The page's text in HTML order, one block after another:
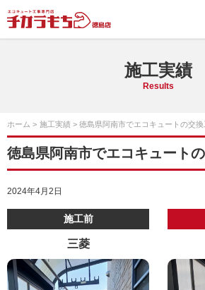
施工実績
Results
ホーム 施工実績 徳島県阿南市でエコキュートの交換
徳島県阿南市でエコキュート
2024年4月2日
施工前
三菱